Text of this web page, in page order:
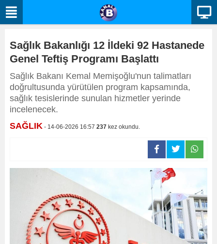
Sağlık Bakanlığı 12 İldeki 92 Hastanede
Genel Teftiş Programı Başlattı
Sağlık Bakanı Kemal Memişoğlu'nun talimatları
doğrultusunda yürütülen program kapsamında,
sağlık tesislerinde sunulan hizmetler yerinde
incelenecek.
SAĞLIK - 14-06-2026 16:57 237 kez okundu.